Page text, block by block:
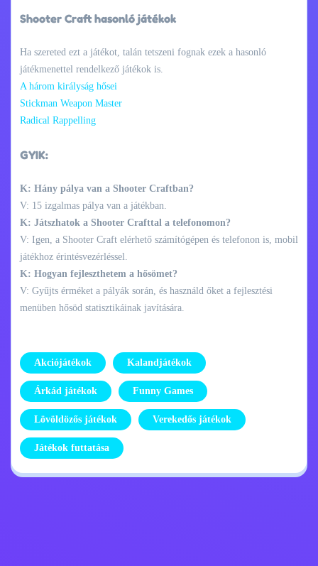
Shooter Craft hasonló játékok
Ha szereted ezt a játékot, talán tetszeni fognak ezek a hasonló
játékmenettel rendelkező játékok is.
A három királyság hősei
Stickman Weapon Master
Radical Rappelling
GYIK:
K: Hány pálya van a Shooter Craftban?
V: 15 izgalmas pálya van a játékban.
K: Játszhatok a Shooter Crafttal a telefonomon?
V: Igen, a Shooter Craft elérhető számítógépen és telefonon is, mobil
játékhoz érintésvezérléssel.
K: Hogyan fejleszthetem a hősömet?
V: Gyűjts érméket a pályák során, és használd őket a fejlesztési
menüben hősöd statisztikáinak javítására.
Akciójátékok Kalandjátékok
Árkád játékok Funny Games
Lövöldözős játékok Verekedős játékok
Játékok futtatása